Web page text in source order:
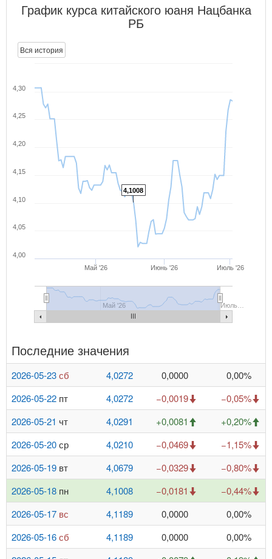
График курса китайского юаня Нацбанка
РБ
Вся история
4,1008
Май '26 Июнь '26 Июль '26
Май '26 Июль…
4,00
4,05
4,10
4,15
4,20
4,25
4,30
Последние значения
2026-05-23сб 4,0272 0,0000
0,00%
2026-05-22 пт 4,0272 −0,0019
−0,05%
2026-05-21 чт 4,0291 +0,0081
+0,20%
2026-05-20ср 4,0210 −0,0469
−1,15%
2026-05-19 вт 4,0679 −0,0329
−0,80%
2026-05-18 пн 4,1008 −0,0181
−0,44%
2026-05-17 вс 4,1189 0,0000
0,00%
2026-05-16сб 4,1189 0,0000
0,00%